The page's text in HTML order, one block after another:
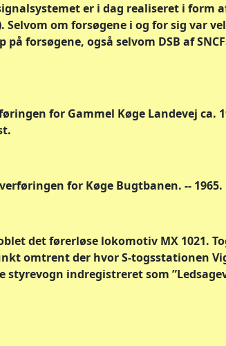
er i dag realiseret i form
om forsøgene i og for sig var
forsøgene, også selvom DSB af
for Gammel Køge Landevej ca.
for Køge Bugtbanen. --
det førerløse lokomotiv MX 1021.
omtrent der hvor S-togsstationen
indregistreret som